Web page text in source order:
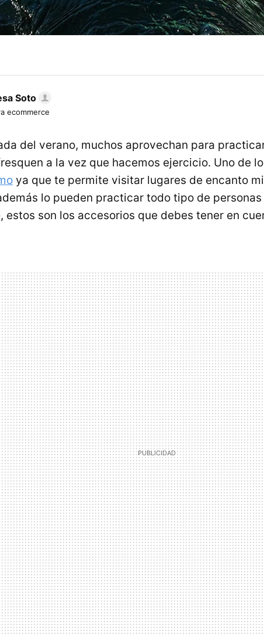
Soto
ecommerce
del verano, muchos aprovechan para
a la vez que hacemos ejercicio. Uno de
ya que te permite visitar lugares de encanto
lo pueden practicar todo tipo de
estos son los accesorios que debes tener en